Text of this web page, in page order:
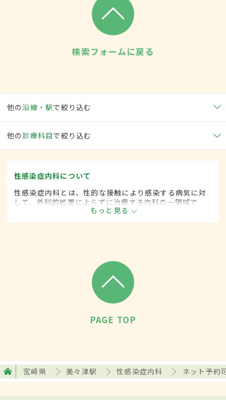
検索フォームに戻る
他の沿線・駅で絞り込む
他の 診療科目で絞り込む
性感染症内科について
性感染症内科とは、性的な接触により感染する病気に対
して、外科的処置によらずに治療する内科の一領域で
す。平成20年4月の制度改正前は、性感染症科と呼ばれ
ていました。
もっと見る
PAGE TOP
宮崎県 美々津駅 性感染症内科 ネット予約